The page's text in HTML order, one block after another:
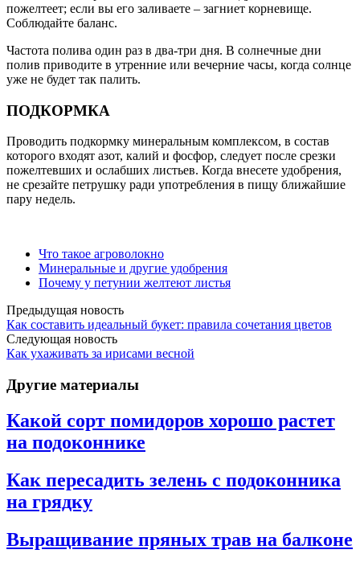
пожелтеет; если вы его заливаете – загниет корневище.
Соблюдайте баланс.
Частота полива один раз в два-три дня. В солнечные дни
полив приводите в утренние или вечерние часы, когда солнце
уже не будет так палить.
ПОДКОРМКА
Проводить подкормку минеральным комплексом, в состав
которого входят азот, калий и фосфор, следует после срезки
пожелтевших и ослабших листьев. Когда внесете удобрения,
не срезайте петрушку ради употребления в пищу ближайшие
пару недель.
Что такое агроволокно
Минеральные и другие удобрения
Почему у петунии желтеют листья
Предыдущая новость
Как составить идеальный букет: правила сочетания цветов
Следующая новость
Как ухаживать за ирисами весной
Другие материалы
Какой сорт помидоров хорошо растет
на подоконнике
Как пересадить зелень с подоконника
на грядку
Выращивание пряных трав на балконе